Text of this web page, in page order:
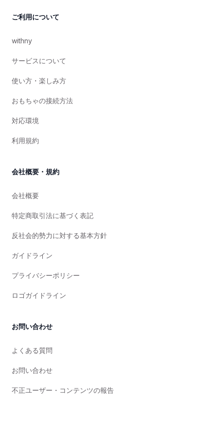
ご利用について
withny
サービスについて
使い方・楽しみ方
おもちゃの接続方法
対応環境
利用規約
会社概要・規約
会社概要
特定商取引法に基づく表記
反社会的勢力に対する基本方針
ガイドライン
プライバシーポリシー
ロゴガイドライン
お問い合わせ
よくある質問
お問い合わせ
不正ユーザー・コンテンツの報告